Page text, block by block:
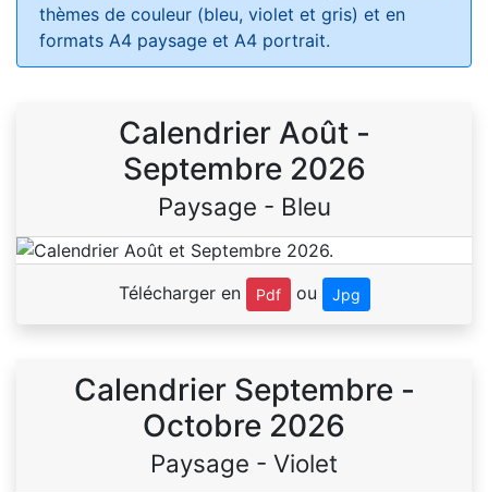
thèmes de couleur (bleu, violet et gris) et en
formats A4 paysage et A4 portrait.
Calendrier Août -
Septembre 2026
Paysage - Bleu
Télécharger en Pdf ou Jpg
Calendrier Septembre -
Octobre 2026
Paysage - Violet